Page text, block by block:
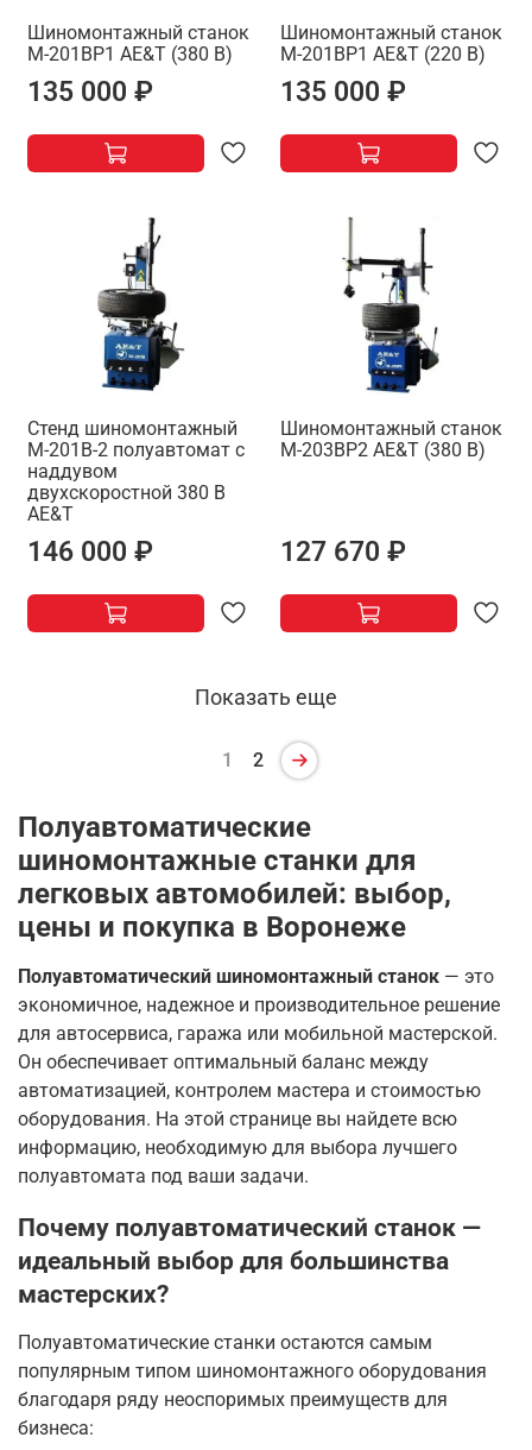
Шиномонтажный станок
M-201BP1 AE&T (380 В)
135 000 ₽
Шиномонтажный станок
M-201BP1 AE&T (220 В)
135 000 ₽
Стенд шиномонтажный
M-201B-2 полуавтомат с
наддувом
двухскоростной 380 В
AE&T
146 000 ₽
Шиномонтажный станок
M-203ВР2 AE&T (380 В)
127 670 ₽
Показать еще
1 2
Полуавтоматические
шиномонтажные станки для
легковых автомобилей: выбор,
цены и покупка в Воронеже
Полуавтоматический шиномонтажный станок — это
экономичное, надежное и производительное решение
для автосервиса, гаража или мобильной мастерской.
Он обеспечивает оптимальный баланс между
автоматизацией, контролем мастера и стоимостью
оборудования. На этой странице вы найдете всю
информацию, необходимую для выбора лучшего
полуавтомата под ваши задачи.
Почему полуавтоматический станок —
идеальный выбор для большинства
мастерских?
Полуавтоматические станки остаются самым
популярным типом шиномонтажного оборудования
благодаря ряду неоспоримых преимуществ для
бизнеса: